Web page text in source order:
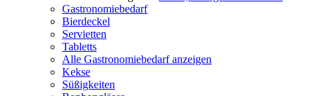
Gastronomiebedarf
Bierdeckel
Servietten
Tabletts
Alle Gastronomiebedarf anzeigen
Kekse
Süßigkeiten